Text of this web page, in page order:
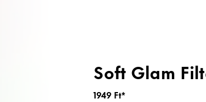
Soft Glam
1949 Ft*